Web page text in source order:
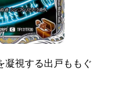
視する出戸ももぐ